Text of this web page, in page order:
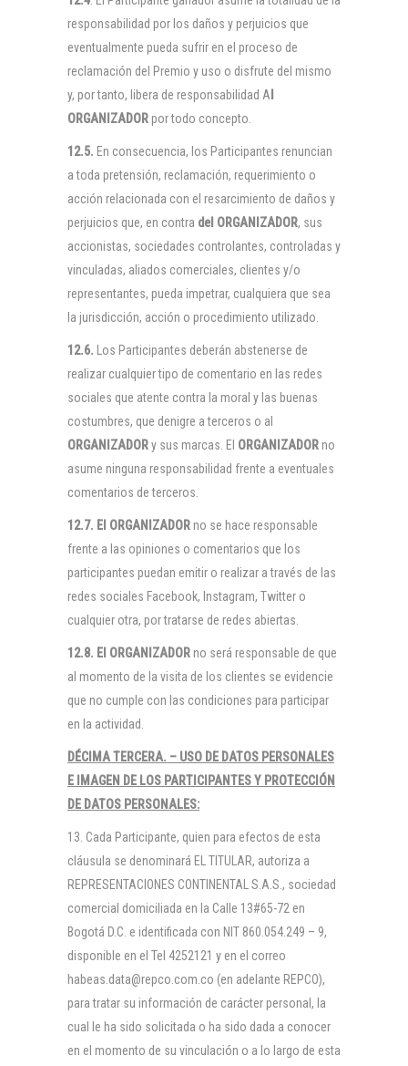
responsabilidad por los daños y perjuicios que
eventualmente pueda sufrir en el proceso de
reclamación del Premio y uso o disfrute del mismo
y, por tanto, libera de responsabilidad A
ORGANIZADOR por todo concepto.
12.5. En consecuencia, los Participantes renuncian
a toda pretensión, reclamación, requerimiento o
acción relacionada con el resarcimiento de daños y
perjuicios que, en contra del ORGANIZADOR, sus
accionistas, sociedades controlantes, controladas y
vinculadas, aliados comerciales, clientes y/o
representantes, pueda impetrar, cualquiera que sea
la jurisdicción, acción o procedimiento utilizado.
12.6.
Los Participantes deberán abstenerse de
realizar cualquier tipo de comentario en las redes
sociales que atente contra la moral y las buenas
costumbres, que denigre a terceros o al
ORGANIZADORy sus marcas. El ORGANIZADOR no
asume ninguna responsabilidad frente a eventuales
comentarios de terceros.
12.7. El ORGANIZADOR no se hace responsable
frente a las opiniones o comentarios que los
participantes puedan emitir o realizar a través de las
redes sociales Facebook, Instagram, Twitter o
cualquier otra, por tratarse de redes abiertas.
12.8. El ORGANIZADOR no será responsable de que
al momento de la visita de los clientes se evidencie
que no cumple con las condiciones para participar
en la actividad.
DÉCIMA TERCERA. – USO DE DATOS PERSONALES
E IMAGEN DE LOS PARTICIPANTES Y PROTECCIÓN
DE DATOS PERSONALES:
13. Cada Participante, quien para efectos de esta
cláusula se denominará EL TITULAR, autoriza a
REPRESENTACIONES CONTINENTAL S.A.S., sociedad
comercial domiciliada en la Calle 13#65-72 en
Bogotá D.C. e identificada con NIT 860.054.249 – 9,
disponible en el Tel 4252121 y en el correo
habeas.data@repco.com.co (en adelante REPCO),
para tratar su información de carácter personal, la
cual le ha sido solicitada o ha sido dada a conocer
en el momento de su vinculación o a lo largo de esta